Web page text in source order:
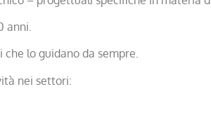
anni.
lo guidano da sempre.
nei settori: